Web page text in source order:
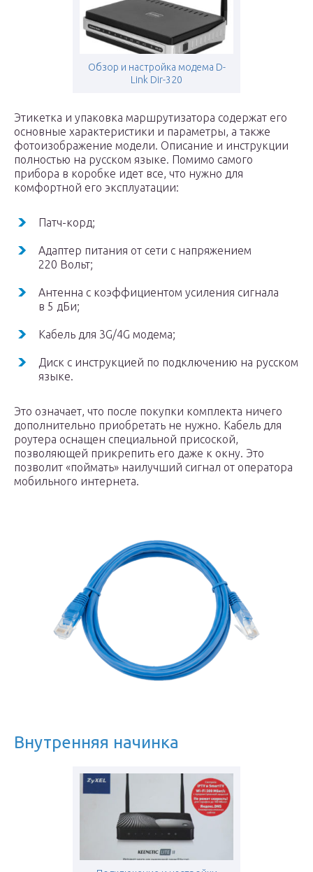
Обзор и настройка модема D-
Link Dir-320
Этикетка и упаковка маршрутизатора содержат его
основные характеристики и параметры, а также
фотоизображение модели. Описание и инструкции
полностью на русском языке. Помимо самого
прибора в коробке идет все, что нужно для
комфортной его эксплуатации:
Патч-корд;
Адаптер питания от сети с напряжением
220 Вольт;
Антенна с коэффициентом усиления сигнала
в 5 дБи;
Кабель для 3G/4G модема;
Диск с инструкцией по подключению на русском
языке.
Это означает, что после покупки комплекта ничего
дополнительно приобретать не нужно. Кабель для
роутера оснащен специальной присоской,
позволяющей прикрепить его даже к окну. Это
позволит «поймать» наилучший сигнал от оператора
мобильного интернета.
Внутренняя начинка